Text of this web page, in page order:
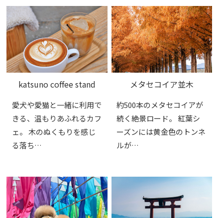
katsuno coffee stand
愛犬や愛猫と一緒に利用で
きる、温もりあふれるカフ
ェ。 木のぬくもりを感じ
る落ち…
メタセコイア並木
約500本のメタセコイアが
続く絶景ロード。 紅葉シ
ーズンには黄金色のトンネ
ルが…